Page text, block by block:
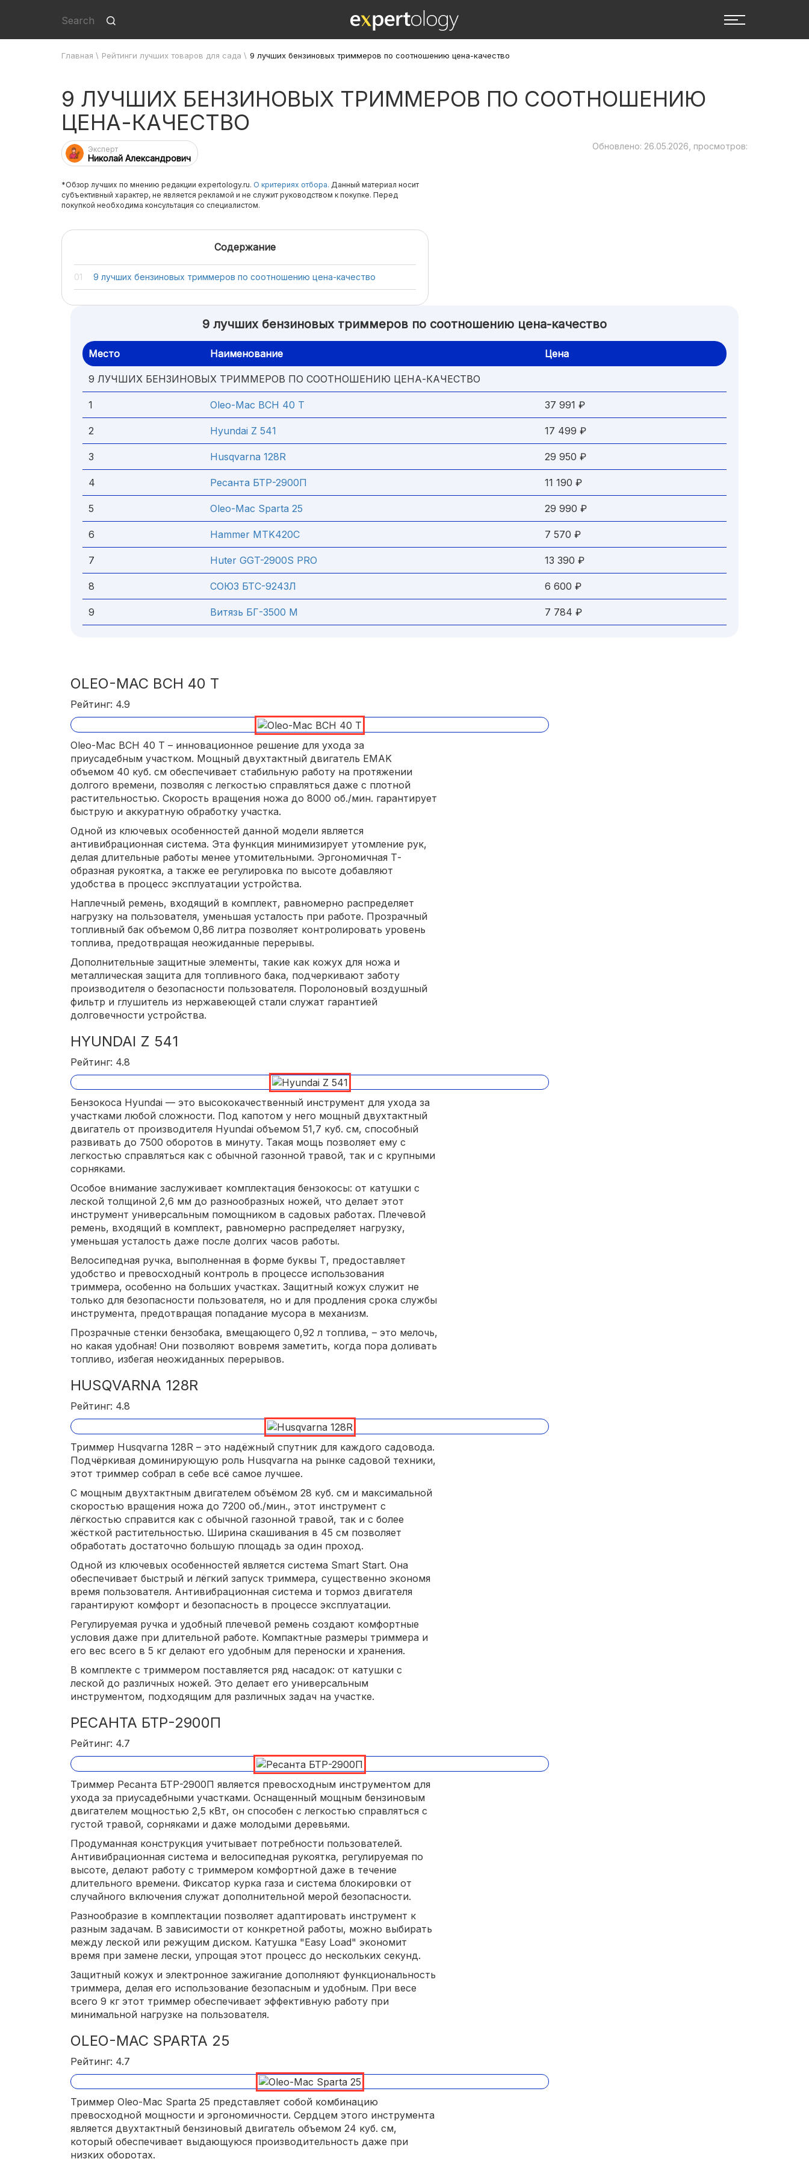
Главная \ Рейтинги лучших товаров для сада \ 9 лучших бензиновых триммеров по соотношению цена-качество
9 ЛУЧШИХ БЕНЗИНОВЫХ ТРИММЕРОВ ПО СООТНОШЕНИЮ
ЦЕНА-КАЧЕСТВО
Эксперт
Николай Александрович
Обновлено: 26.05.2026, просмотров:
*Обзор лучших по мнению редакции expertology.ru. О критериях отбора. Данный материал носит
субъективный характер, не является рекламой и не служит руководством к покупке. Перед
покупкой необходима консультация со специалистом.
Содержание
9 лучших бензиновых триммеров по соотношению цена-качество
9 лучших бензиновых триммеров по соотношению цена-качество
Место Наименование Цена
9 ЛУЧШИХ БЕНЗИНОВЫХ ТРИММЕРОВ ПО СООТНОШЕНИЮ ЦЕНА-КАЧЕСТВО
1 Oleo-Mac BCH 40 T 37 991 ₽
2 Hyundai Z 541 17 499 ₽
3 Husqvarna 128R 29 950 ₽
4 Ресанта БТР-2900П 11 190 ₽
5 Oleo-Mac Sparta 25 29 990 ₽
6 Hammer MTK420C 7 570 ₽
7 Huter GGT-2900S PRO 13 390 ₽
8 СОЮЗ БТС-9243Л 6 600 ₽
9 Витязь БГ-3500 М 7 784 ₽
OLEO-MAC BCH 40 T
Рейтинг: 4.9
Oleo-Mac BCH 40 T – инновационное решение для ухода за
приусадебным участком. Мощный двухтактный двигатель EMAK
объемом 40 куб. см обеспечивает стабильную работу на протяжении
долгого времени, позволяя с легкостью справляться даже с плотной
растительностью. Скорость вращения ножа до 8000 об./мин. гарантирует
быструю и аккуратную обработку участка.
Одной из ключевых особенностей данной модели является
антивибрационная система. Эта функция минимизирует утомление рук,
делая длительные работы менее утомительными. Эргономичная Т-
образная рукоятка, а также ее регулировка по высоте добавляют
удобства в процесс эксплуатации устройства.
Наплечный ремень, входящий в комплект, равномерно распределяет
нагрузку на пользователя, уменьшая усталость при работе. Прозрачный
топливный бак объемом 0,86 литра позволяет контролировать уровень
топлива, предотвращая неожиданные перерывы.
Дополнительные защитные элементы, такие как кожух для ножа и
металлическая защита для топливного бака, подчеркивают заботу
производителя о безопасности пользователя. Поролоновый воздушный
фильтр и глушитель из нержавеющей стали служат гарантией
долговечности устройства.
HYUNDAI Z 541
Рейтинг: 4.8
Бензокоса Hyundai — это высококачественный инструмент для ухода за
участками любой сложности. Под капотом у него мощный двухтактный
двигатель от производителя Hyundai объемом 51,7 куб. см, способный
развивать до 7500 оборотов в минуту. Такая мощь позволяет ему с
легкостью справляться как с обычной газонной травой, так и с крупными
сорняками.
Особое внимание заслуживает комплектация бензокосы: от катушки с
леской толщиной 2,6 мм до разнообразных ножей, что делает этот
инструмент универсальным помощником в садовых работах. Плечевой
ремень, входящий в комплект, равномерно распределяет нагрузку,
уменьшая усталость даже после долгих часов работы.
Велосипедная ручка, выполненная в форме буквы Т, предоставляет
удобство и превосходный контроль в процессе использования
триммера, особенно на больших участках. Защитный кожух служит не
только для безопасности пользователя, но и для продления срока службы
инструмента, предотвращая попадание мусора в механизм.
Прозрачные стенки бензобака, вмещающего 0,92 л топлива, – это мелочь,
но какая удобная! Они позволяют вовремя заметить, когда пора доливать
топливо, избегая неожиданных перерывов.
HUSQVARNA 128R
Рейтинг: 4.8
Триммер Husqvarna 128R – это надёжный спутник для каждого садовода.
Подчёркивая доминирующую роль Husqvarna на рынке садовой техники,
этот триммер собрал в себе всё самое лучшее.
С мощным двухтактным двигателем объёмом 28 куб. см и максимальной
скоростью вращения ножа до 7200 об./мин., этот инструмент с
лёгкостью справится как с обычной газонной травой, так и с более
жёсткой растительностью. Ширина скашивания в 45 см позволяет
обработать достаточно большую площадь за один проход.
Одной из ключевых особенностей является система Smart Start. Она
обеспечивает быстрый и лёгкий запуск триммера, существенно экономя
время пользователя. Антивибрационная система и тормоз двигателя
гарантируют комфорт и безопасность в процессе эксплуатации.
Регулируемая ручка и удобный плечевой ремень создают комфортные
условия даже при длительной работе. Компактные размеры триммера и
его вес всего в 5 кг делают его удобным для переноски и хранения.
В комплекте с триммером поставляется ряд насадок: от катушки с
леской до различных ножей. Это делает его универсальным
инструментом, подходящим для различных задач на участке.
РЕСАНТА БТР-2900П
Рейтинг: 4.7
Триммер Ресанта БТР-2900П является превосходным инструментом для
ухода за приусадебными участками. Оснащенный мощным бензиновым
двигателем мощностью 2,5 кВт, он способен с легкостью справляться с
густой травой, сорняками и даже молодыми деревьями.
Продуманная конструкция учитывает потребности пользователей.
Антивибрационная система и велосипедная рукоятка, регулируемая по
высоте, делают работу с триммером комфортной даже в течение
длительного времени. Фиксатор курка газа и система блокировки от
случайного включения служат дополнительной мерой безопасности.
Разнообразие в комплектации позволяет адаптировать инструмент к
разным задачам. В зависимости от конкретной работы, можно выбирать
между леской или режущим диском. Катушка "Easy Load" экономит
время при замене лески, упрощая этот процесс до нескольких секунд.
Защитный кожух и электронное зажигание дополняют функциональность
триммера, делая его использование безопасным и удобным. При весе
всего 9 кг этот триммер обеспечивает эффективную работу при
минимальной нагрузке на пользователя.
OLEO-MAC SPARTA 25
Рейтинг: 4.7
Триммер Oleo-Mac Sparta 25 представляет собой комбинацию
превосходной мощности и эргономичности. Сердцем этого инструмента
является двухтактный бензиновый двигатель объемом 24 куб. см,
который обеспечивает выдающуюся производительность даже при
низких оборотах.